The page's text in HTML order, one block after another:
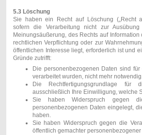
5.3 Löschung
Sie haben ein Recht auf Löschung („Recht
sofern die Verarbeitung nicht zur
Meinungsäußerung, des Rechts auf
rechtlichen Verpflichtung oder zur
öffentlichen Interesse liegt, erforderlich ist und
Gründe zutrifft:
Die personenbezogenen Daten sind
verarbeitet wurden, nicht mehr
Die Rechtfertigungsgrundlage für
ausschließlich Ihre Einwilligung, welche
Sie haben Widerspruch gegen
personenbezogenen Daten eingelegt,
haben.
Sie haben Widerspruch gegen die
öffentlich gemachter